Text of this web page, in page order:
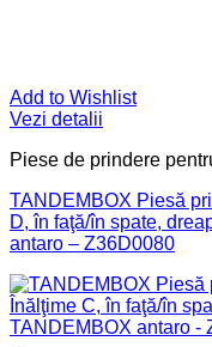
Add to Wishlist
Vezi detalii
Piese de prindere
TANDEMBOX Piesă
D, în faţă/în spate,
antaro – Z36D0080